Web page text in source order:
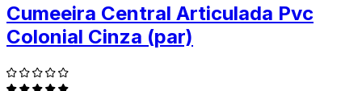
Cumeeira Central Articulada Pvc
Colonial Cinza (par)